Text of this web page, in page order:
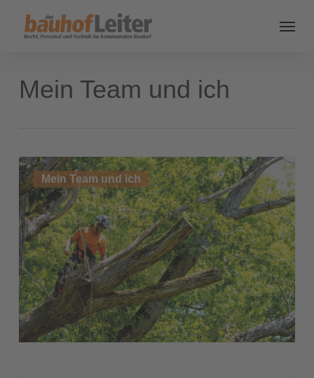
Mein Team und ich
Immer
auf
dem
Laufenden
bleiben
Mein Team und ich